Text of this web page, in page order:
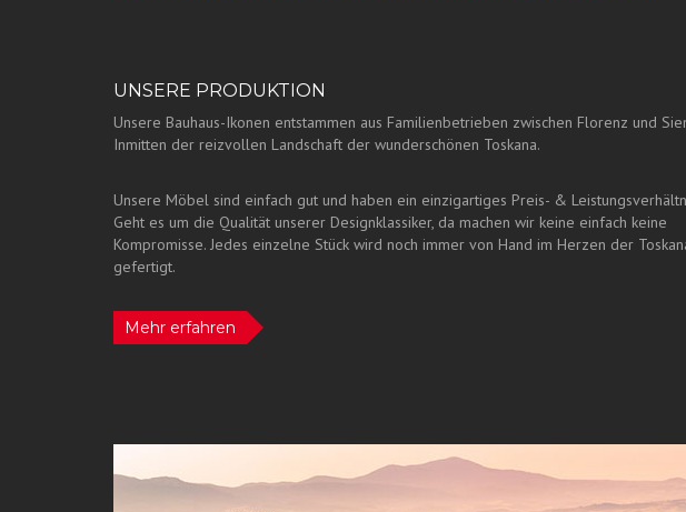
UNSERE PRODUKTION
Unsere Bauhaus-Ikonen entstammen aus Familienbetrieben zwischen Florenz und
Inmitten der reizvollen Landschaft der wunderschönen Toskana.
Unsere Möbel sind einfach gut und haben ein einzigartiges Preis- &
Geht es um die Qualität unserer Designklassiker, da machen wir keine einfach keine
Kompromisse. Jedes einzelne Stück wird noch immer von Hand im Herzen der
gefertigt.
Mehr erfahren